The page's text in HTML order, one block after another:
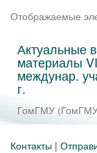
Отображаемые
Актуальные
материалы
междунар.
г.
ГомГМУ (
Контакты |